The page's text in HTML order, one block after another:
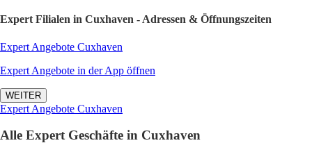
Expert Filialen in Cuxhaven - Adressen & Öffnungszeiten
Expert Angebote Cuxhaven
Expert Angebote in der App öffnen
WEITER
Expert Angebote Cuxhaven
Alle Expert Geschäfte in Cuxhaven